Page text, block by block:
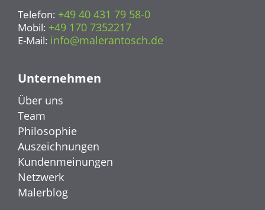
Telefon: +49 40 431 79 58-0
Mobil: +49 170 7352217
E-Mail: info@malerantosch.de
Unternehmen
Über uns
Team
Philosophie
Auszeichnungen
Kundenmeinungen
Netzwerk
Malerblog